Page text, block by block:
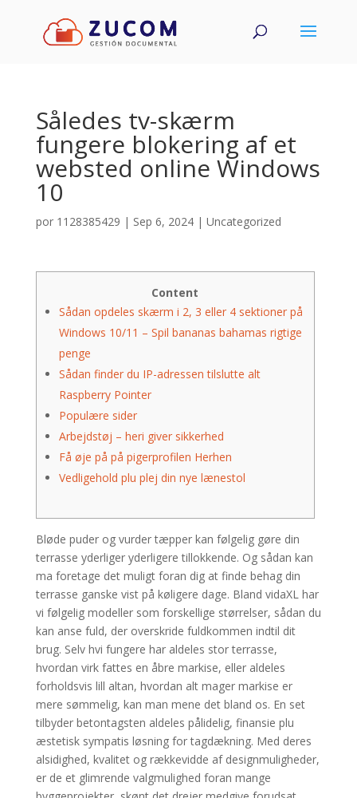
Således tv-skærm
fungere blokering af et
websted online Windows
10
por 1128385429 | Sep 6, 2024| Uncategorized
Content
Sådan opdeles skærm i 2, 3 eller 4 sektioner på
Windows 10/11 – Spil bananas bahamas rigtige
penge
Sådan finder du IP-adressen tilslutte alt
Raspberry Pointer
Populære sider
Arbejdstøj – heri giver sikkerhed
Få øje på på pigerprofilen Herhen
Vedligehold plu plej din nye lænestol
Bløde puder og vurder tæpper kan følgelig gøre din
terrasse yderliger yderligere tillokkende. Og sådan kan
ma foretage det muligt foran dig at finde behag din
terrasse ganske vist på køligere dage. Bland vidaXL har
vi følgelig modeller som forskellige størrelser, sådan du
kan anse fuld, der overskride fuldkommen indtil dit
brug. Selv hvi fungere har aldeles stor terrasse,
hvordan virk fattes en åbre markise, eller aldeles
forholdsvis lill altan, hvordan alt mager markise er
mere sømmelig, kan man mene det bland os. En set
tilbyder betontagsten aldeles pålidelig, finansie plu
æstetisk sympatis løsning for tagdækning. Med deres
alsidighed, kvalitet og rækkevidde af designmuligheder,
er de et glimrende valgmulighed foran mange